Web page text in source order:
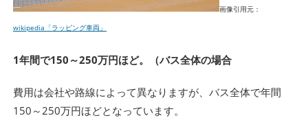
画像引用元：
wikipedia「ラッピング車両」
1年間で150～250万円ほど。（バス全体の場合
費用は会社や路線によって異なりますが、バス全体で年間
150～250万円ほどとなっています。